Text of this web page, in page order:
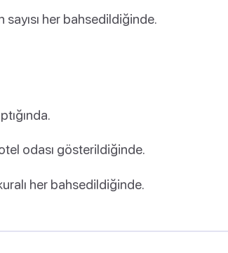
her bahsedildiğinde.
odası gösterildiğinde.
her bahsedildiğinde.